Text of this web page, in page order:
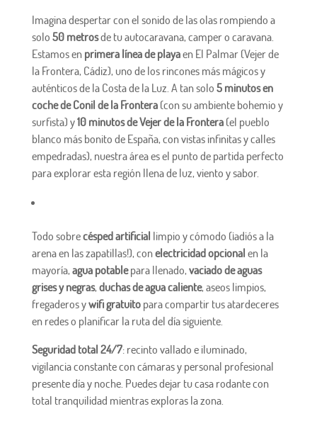
Imagina despertar con el sonido de las olas rompiendo a
solo 50 metrosde tu autocaravana, camper o caravana.
Estamos en primera línea de playaen El Palmar (Vejer de
la Frontera, Cádiz), uno de los rincones más mágicos y
auténticos de la Costa de la Luz. A tan solo 5 minutos en
coche de Conil de la Frontera(con su ambiente bohemio y
surfista) y10 minutos de Vejer de la Frontera(el pueblo
blanco más bonito de España, con vistas infinitas y calles
empedradas), nuestra área es el punto de partida perfecto
para explorar esta región llena de luz, viento y sabor.
Todo sobrecésped artificial limpio y cómodo (¡adiós a la
arena en las zapatillas!), conelectricidad opcional en la
mayoría, agua potablepara llenado, vaciado de aguas
grises y negras, duchas de agua caliente, aseos limpios,
fregaderos ywifi gratuitopara compartir tus atardeceres
en redes o planificar la ruta del día siguiente.
Seguridad total 24/7: recinto vallado e iluminado,
vigilancia constante con cámaras y personal profesional
presente día y noche. Puedes dejar tu casa rodante con
total tranquilidad mientras exploras la zona.